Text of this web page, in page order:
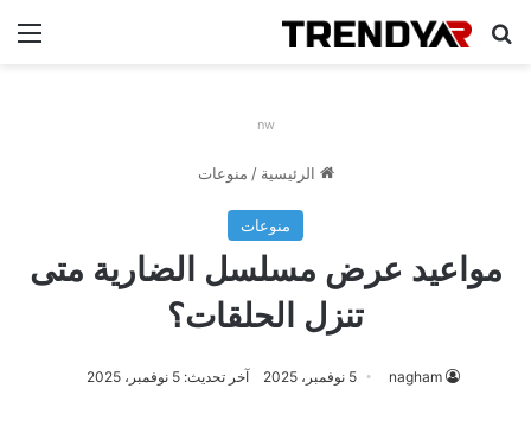
بحث عن
nw
الرئيسية / منوعات
منوعات
مواعيد عرض مسلسل الضارية متى
تنزل الحلقات؟
nagham 5 نوفمبر، 2025 آخر تحديث: 5 نوفمبر، 2025